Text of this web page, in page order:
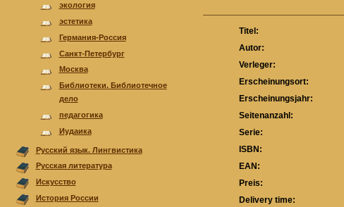
экология
эстетика
Германия-Россия
Санкт-Петербург
Москва
Библиотеки. Библиотечное
дело
педагогика
Иудаика
Русский язык. Лингвистика
Русская литература
Искусство
История России
Titel:
Autor:
Verleger:
Erscheinungsort:
Erscheinungsjahr:
Seitenanzahl:
Serie:
ISBN:
EAN:
Preis:
Delivery time: